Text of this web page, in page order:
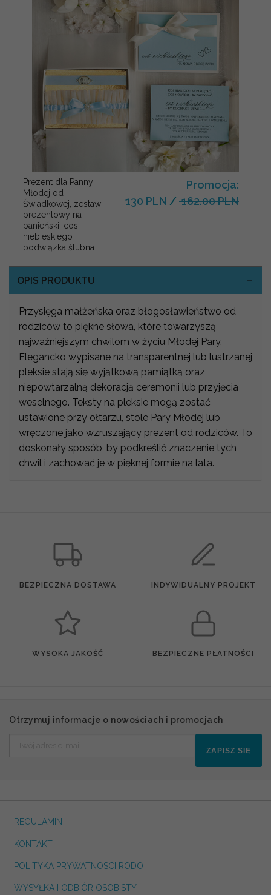
Prezent dla Panny
Młodej od
Świadkowej, zestaw
prezentowy na
panieński, cos
niebieskiego
podwiązka ślubna
Promocja:
130 PLN / 162.00 PLN
OPIS PRODUKTU
Przysięga małżeńska oraz błogosławieństwo od
rodziców to piękne słowa, które towarzyszą
najważniejszym chwilom w życiu Młodej Pary.
Elegancko wypisane na transparentnej lub lustrzanej
pleksie stają się wyjątkową pamiątką oraz
niepowtarzalną dekoracją ceremonii lub przyjęcia
weselnego. Teksty na pleksie mogą zostać
ustawione przy ołtarzu, stole Pary Młodej lub
wręczone jako wzruszający prezent od rodziców. To
doskonały sposób, by podkreślić znaczenie tych
chwil i zachować je w pięknej formie na lata.
BEZPIECZNA DOSTAWA INDYWIDUALNY PROJEKT
WYSOKA JAKOŚĆ BEZPIECZNE PŁATNOŚCI
Otrzymuj informacje o nowościach i promocjach
ZAPISZ SIĘ
REGULAMIN
KONTAKT
POLITYKA PRYWATNOSCI RODO
WYSYŁKA I ODBIÓR OSOBISTY